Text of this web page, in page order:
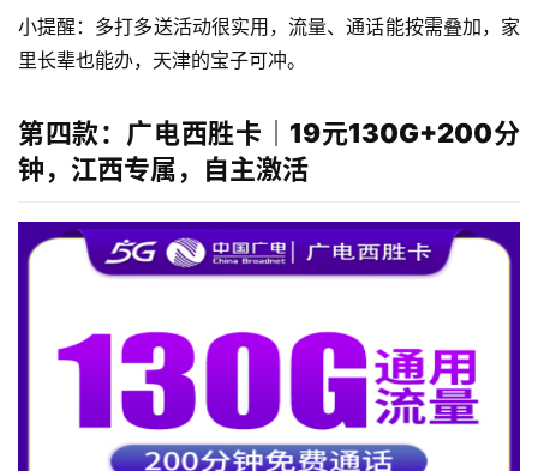
小提醒：多打多送活动很实用，流量、通话能按需叠加，家
里长辈也能办，天津的宝子可冲。
第四款：广电西胜卡｜19元130G+200分
钟，江西专属，自主激活